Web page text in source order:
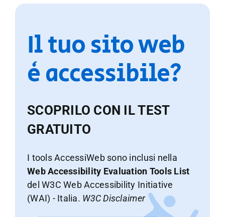
Il tuo sito web
è accessibile?
SCOPRILO CON IL TEST
GRATUITO
I tools AccessiWeb sono inclusi nella
Web Accessibility Evaluation Tools List
del W3C Web Accessibility Initiative
(WAI) - Italia. W3C Disclaimer